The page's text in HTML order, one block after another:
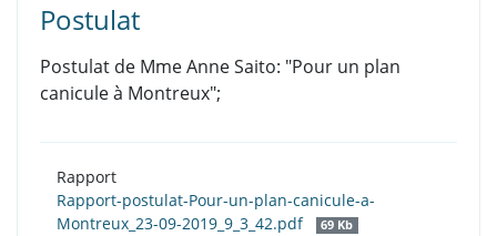
Postulat
Postulat de Mme Anne Saito: "Pour un plan
canicule à Montreux";
Rapport
Rapport-postulat-Pour-un-plan-canicule-a-
Montreux_23-09-2019_9_3_42.pdf
69 Kb